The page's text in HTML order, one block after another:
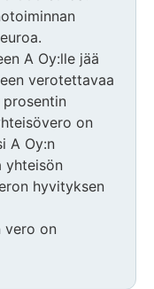
A Oy:lle jää
verotettavaa
on
A Oy:n
yhteisön
hyvityksen
vero on